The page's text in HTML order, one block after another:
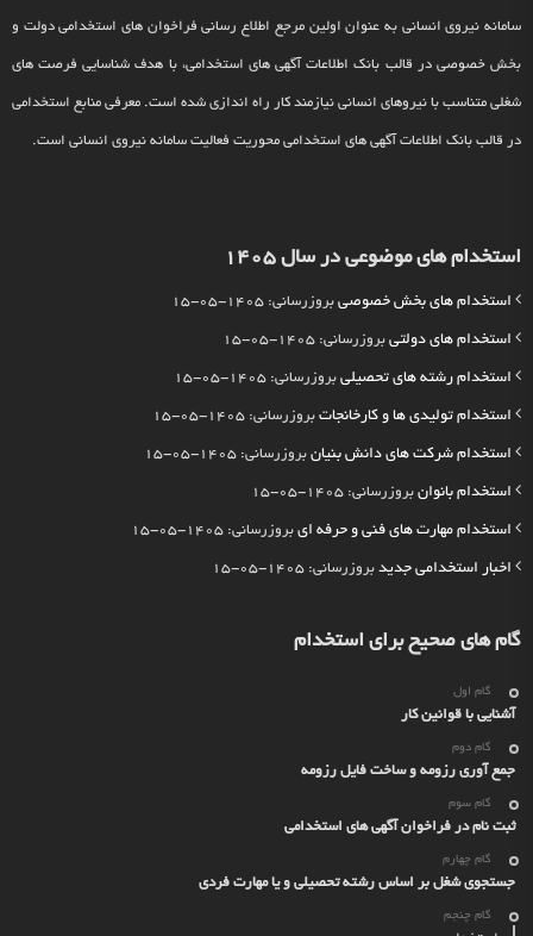
سامانه نیروی انسانی به عنوان اولین مرجع اطلاع رسانی فراخوان های استخدامی دولت و
بخش خصوصی در قالب بانک اطلاعات آگهی های استخدامی، با هدف شناسایی فرصت های
شغلی متناسب با نیروهای انسانی نیازمند کار راه اندازی شده است. معرفی منابع استخدامی
در قالب بانک اطلاعات آگهی های استخدامی محوریت فعالیت سامانه نیروی انسانی است.
استخدام های موضوعی در سال 1405
استخدام های بخش خصوصی بروزرسانی: 1405-05-15
استخدام های دولتی بروزرسانی: 1405-05-15
استخدام رشته های تحصیلی بروزرسانی: 1405-05-15
استخدام تولیدی ها و کارخانجات بروزرسانی: 1405-05-15
استخدام شرکت های دانش بنیان بروزرسانی: 1405-05-15
استخدام بانوان بروزرسانی: 1405-05-15
استخدام مهارت های فنی و حرفه ای بروزرسانی: 1405-05-15
اخبار استخدامی جدید بروزرسانی: 1405-05-15
گام های صحیح برای استخدام
گام اول
آشنایی با قوانین کار
گام دوم
جمع آوری رزومه و ساخت فایل رزومه
گام سوم
ثبت نام در فراخوان آگهی های استخدامی
گام چهارم
جستجوی شغل بر اساس رشته تحصیلی و یا مهارت فردی
گام چنجم